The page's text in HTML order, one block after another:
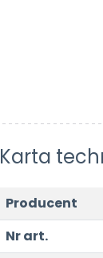
Karta
Producent
Nr art.